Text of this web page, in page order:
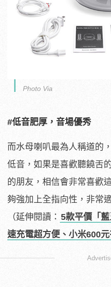
Photo Via
#低音肥厚，音場優秀
而水母喇叭最為人稱道的
低音，如果是喜歡聽饒舌
的朋友，相信會非常喜歡
夠強加上全指向性，非常
（延伸閱讀： 5款平價「
速充電超方便、小米600元